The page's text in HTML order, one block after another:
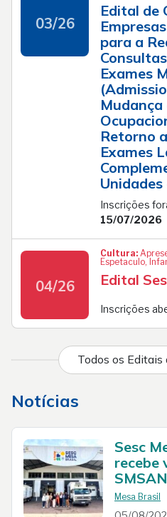
03/26
Edital de
para a
Exames
Mudança
Retorno
Exames
Unidades
Inscrições
15/07/2026
04/26
Cultura:
Espetaculo,
Edital
Inscrições
Todos os
Notícias
Sesc
recebe
SMSAN
Mesa Brasil